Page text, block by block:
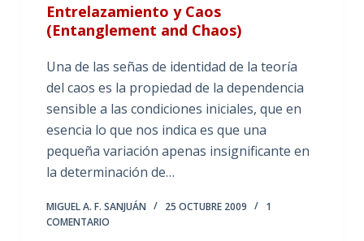
Entrelazamiento y Caos
(Entanglement and Chaos)
Una de las señas de identidad de la teoría
del caos es la propiedad de la dependencia
sensible a las condiciones iniciales, que en
esencia lo que nos indica es que una
pequeña variación apenas insignificante en
la determinación de…
MIGUEL A. F. SANJUÁN 25 OCTUBRE 2009
1
COMENTARIO